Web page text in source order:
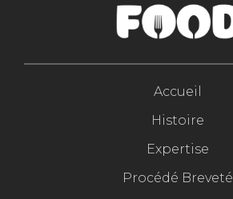
Accueil
Histoire
Expertise
Procédé Breveté